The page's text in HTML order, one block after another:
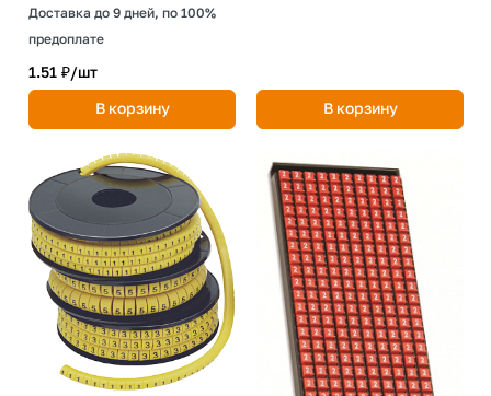
Доставка до 9 дней, по 100%
предоплате
1.51 ₽/шт
В корзину
В корзину